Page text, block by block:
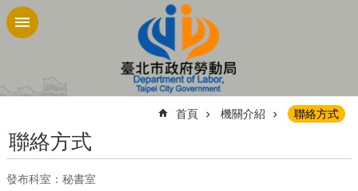
跳到主要內容區塊
首頁 機關介紹 聯絡方式
聯絡方式
發布科室：秘書室